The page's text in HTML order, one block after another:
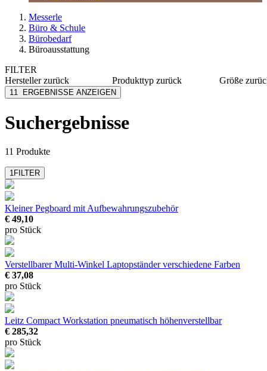
Messerle
Büro & Schule
Bürobedarf
Büroausstattung
FILTER
Herstellerzurück
Fellowes
MESSERLE
Produkttyp zurück
Größe
11 ERGEBNISSE ANZEIGEN
Suchergebnisse
11 Produkte
1FILTER
Kleiner Pegboard mit Aufbewahrungszubehör
€ 49,10
pro Stück
Verstellbarer Multi-Winkel Laptopständerverschiedene Farben
€ 37,08
pro Stück
Leitz Compact Workstation pneumatisch höhenverstellbar
€ 285,32
pro Stück